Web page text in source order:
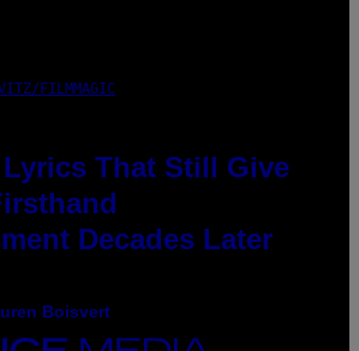
FILMMAGIC
That Still Give
Decades Later
Boisvert